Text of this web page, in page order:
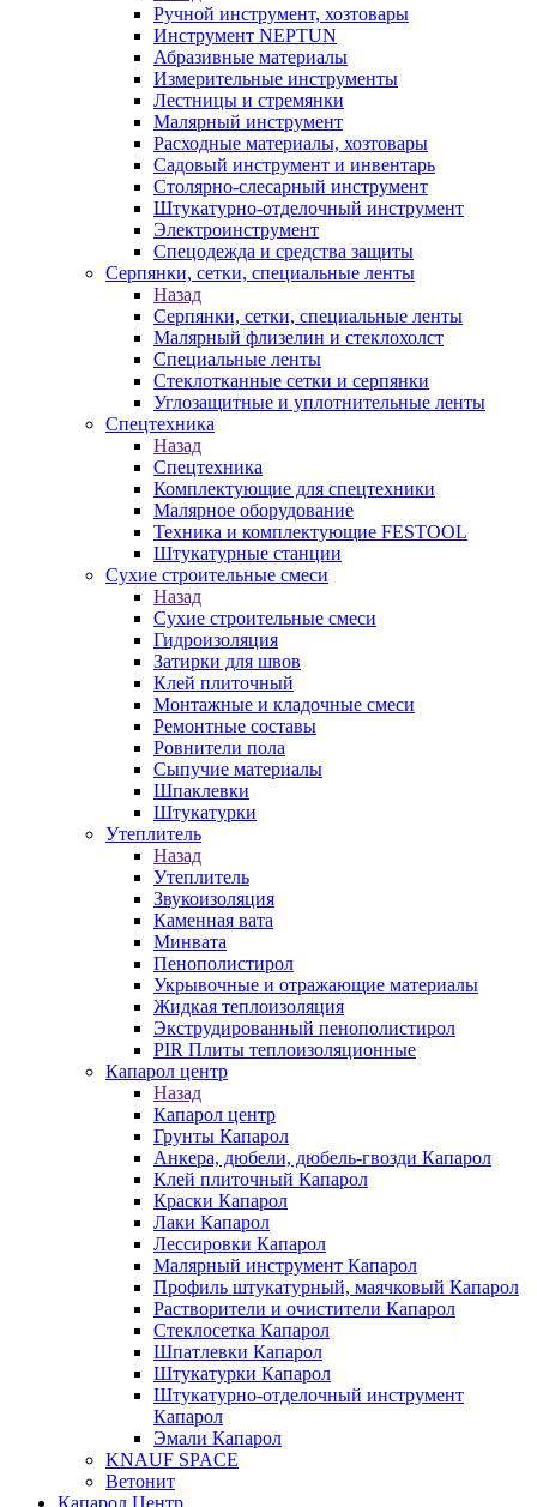
Ручной инструмент, хозтовары
Инструмент NEPTUN
Абразивные материалы
Измерительные инструменты
Лестницы и стремянки
Малярный инструмент
Расходные материалы, хозтовары
Садовый инструмент и инвентарь
Столярно-слесарный инструмент
Штукатурно-отделочный инструмент
Электроинструмент
Спецодежда и средства защиты
Серпянки, сетки, специальные ленты
Назад
Серпянки, сетки, специальные ленты
Малярный флизелин и стеклохолст
Специальные ленты
Стеклотканные сетки и серпянки
Углозащитные и уплотнительные ленты
Спецтехника
Назад
Спецтехника
Комплектующие для спецтехники
Малярное оборудование
Техника и комплектующие FESTOOL
Штукатурные станции
Сухие строительные смеси
Назад
Сухие строительные смеси
Гидроизоляция
Затирки для швов
Клей плиточный
Монтажные и кладочные смеси
Ремонтные составы
Ровнители пола
Сыпучие материалы
Шпаклевки
Штукатурки
Утеплитель
Назад
Утеплитель
Звукоизоляция
Каменная вата
Минвата
Пенополистирол
Укрывочные и отражающие материалы
Жидкая теплоизоляция
Экструдированный пенополистирол
PIR Плиты теплоизоляционные
Капарол центр
Назад
Капарол центр
Грунты Капарол
Анкера, дюбели, дюбель-гвозди Капарол
Клей плиточный Капарол
Краски Капарол
Лаки Капарол
Лессировки Капарол
Малярный инструмент Капарол
Профиль штукатурный, маячковый Капарол
Растворители и очистители Капарол
Cтеклосетка Капарол
Шпатлевки Капарол
Штукатурки Капарол
Штукатурно-отделочный инструмент
Капарол
Эмали Капарол
KNAUF SPACE
Ветонит
Капарол Центр